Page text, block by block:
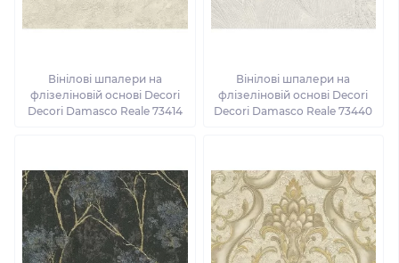
Вінілові шпалери на
флізеліновій основі Decori
Decori Damasco Reale 73414
Вінілові шпалери на
флізеліновій основі Decori
Decori Damasco Reale 73440